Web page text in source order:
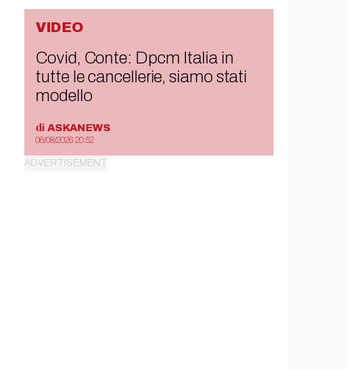
VIDEO
Covid, Conte: Dpcm Italia in
tutte le cancellerie, siamo stati
modello
di ASKANEWS
06/08/2026 20:52